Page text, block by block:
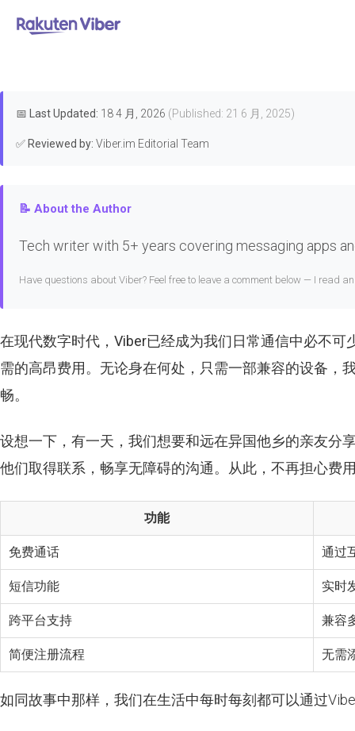
首页>Features & Guides
📅 Last Updated: 18 4 月, 2026 (Published: 21 6 月, 2025)
✅ Reviewed by: Viber.im Editorial Team
📝 About the Author
Tech writer with 5+ years covering messaging apps
Have questions about Viber? Feel free to leave a comment below — I read
在现代数字时代， Viber已经成为我们日常通信中必不可
需的高昂费用。无论身在何处，只需一部兼容的设备，
畅。
设想一下，有一天，我们想要和远在异国他乡的亲友分
他们取得联系，畅享无障碍的沟通。从此，不再担心费
功能
免费通话 通过
短信功能 实时
跨平台支持 兼容
简便注册流程 无需
如同故事中那样，我们在生活中每时每刻都可以通过